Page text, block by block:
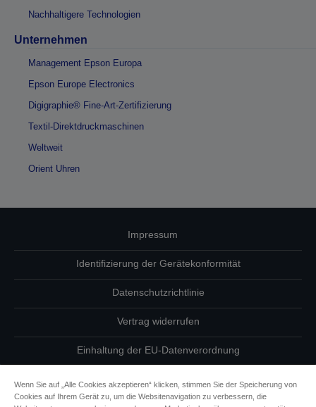
Nachhaltigere Technologien
Unternehmen
Management Epson Europa
Epson Europe Electronics
Digigraphie® Fine-Art-Zertifizierung
Textil-Direktdruckmaschinen
Weltweit
Orient Uhren
Impressum
Identifizierung der Gerätekonformität
Datenschutzrichtlinie
Vertrag widerrufen
Einhaltung der EU-Datenverordnung
Wenn Sie auf „Alle Cookies akzeptieren“ klicken, stimmen Sie der Speicherung von
Cookies auf Ihrem Gerät zu, um die Websitenavigation zu verbessern, die